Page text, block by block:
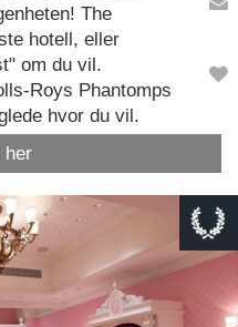
The
hotell, eller
om du vil.
Roys Phantomps
hvor du vil.
her
Maps correctly.
Do you own this website?